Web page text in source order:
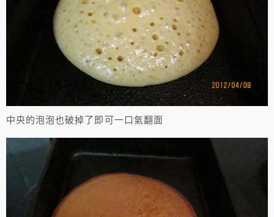
中央的泡泡也破掉了即可一口氣翻面